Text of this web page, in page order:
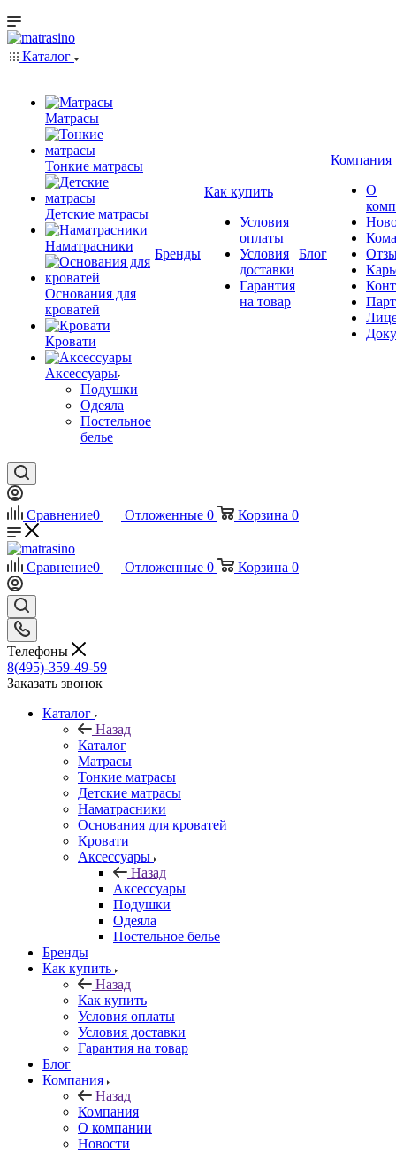
Каталог
Матрасы
Тонкие матрасы
Детские матрасы
Наматрасники
Основания для
кроватей
Кровати
Аксессуары
Подушки
Одеяла
Постельное
белье
Бренды
Как купить
Условия
оплаты
Условия
доставки
Гарантия
на товар
Блог
Компания
О
Сравнение0 Отложенные 0 Корзина 0
Сравнение0 Отложенные 0 Корзина 0
Телефоны
8(495)-359-49-59
Заказать звонок
Каталог
Назад
Каталог
Матрасы
Тонкие матрасы
Детские матрасы
Наматрасники
Основания для кроватей
Кровати
Аксессуары
Назад
Аксессуары
Подушки
Одеяла
Постельное белье
Бренды
Как купить
Назад
Как купить
Условия оплаты
Условия доставки
Гарантия на товар
Блог
Компания
Назад
Компания
О компании
Новости